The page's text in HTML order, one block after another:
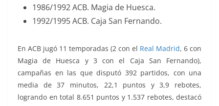
1986/1992 ACB. Magia de Huesca.
1992/1995 ACB. Caja San Fernando.
En ACB jugó 11 temporadas (2 con el Real Madrid, 6 con
Magia de Huesca y 3 con el Caja San Fernando),
campañas en las que disputó 392 partidos, con una
media de 37 minutos, 22,1 puntos y 3,9 rebotes,
logrando en total 8.651 puntos y 1.537 rebotes, destacó